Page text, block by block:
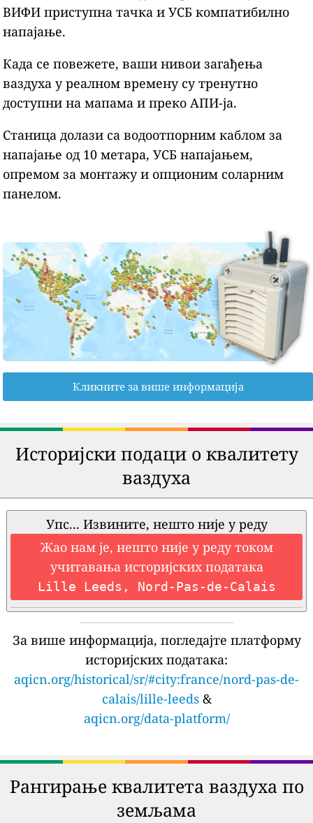
ВИФИ приступна тачка и УСБ компатибилно
напајање.
Када се повежете, ваши нивои загађења
ваздуха у реалном времену су тренутно
доступни на мапама и преко АПИ-ја.
Станица долази са водоотпорним каблом за
напајање од 10 метара, УСБ напајањем,
опремом за монтажу и опционим соларним
панелом.
Кликните за више информација
Историјски подаци о квалитету
ваздуха
Упс... Извините, нешто није у реду
Жао нам је, нешто није у реду током
учитавања историјских података
Lille Leeds, Nord-Pas-de-Calais
За више информација, погледајте платформу
историјских података:
aqicn.org/historical/sr/#city:france/nord-pas-de-
calais/lille-leeds&
aqicn.org/data-platform/
Рангирање квалитета ваздуха по
земљама